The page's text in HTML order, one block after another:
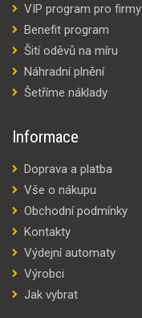
VIP program pro firmy
Benefit program
Šití oděvů na míru
Náhradní plnění
Šetříme náklady
Informace
Doprava a platba
Vše o nákupu
Obchodní podmínky
Kontakty
Výdejní automaty
Výrobci
Jak vybrat